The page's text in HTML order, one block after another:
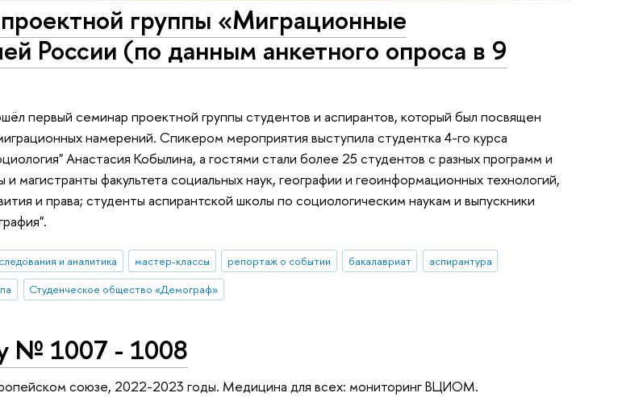
группы «Миграционные
России (по данным анкетного опроса в 9
первый семинар проектной группы студентов и аспирантов, который был посвящен
намерений. Спикером мероприятия выступила студентка 4-го курса
Анастасия Кобылина, а гостями стали более 25 студентов с разных программ и
и магистранты факультета социальных наук, географии и геоинформационных технологий,
и права; студенты аспирантской школы по социологическим наукам и выпускники
и аналитика мастер-классы репортаж о событии бакалавриат
аспирантура
Студенческое общество «Демограф»
№ 1007 - 1008
союзе, 2022-2023 годы. Медицина для всех: мониторинг ВЦИОМ.